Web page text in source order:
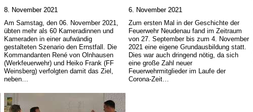
8. November 2021
Am Samstag, den 06. November 2021,
übten mehr als 60 Kameradinnen und
Kameraden in einer aufwändig
gestalteten Szenario den Ernstfall. Die
Kommandanten René von Olnhausen
(Werkfeuerwehr) und Heiko Frank (FF
Weinsberg) verfolgten damit das Ziel,
neben…
6. November 2021
Zum ersten Mal in der Geschichte der
Feuerwehr Neudenau fand im Zeitraum
von 27. September bis zum 4. November
2021 eine eigene Grundausbildung statt.
Dies war auch dringend nötig, da sich
eine große Zahl neuer
Feuerwehrmitglieder im Laufe der
Corona-Zeit…